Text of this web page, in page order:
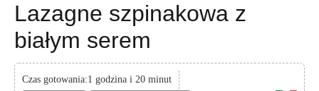
Lazagne szpinakowa z
białym serem
Czas gotowania:1 godzina i 20 minut